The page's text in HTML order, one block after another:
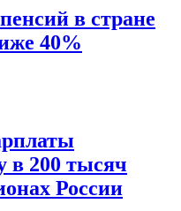
в стране
40%
в 200 тысяч
России